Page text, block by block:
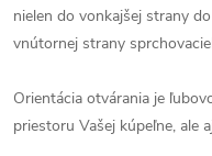
nielen do vonkajšej strany
vnútornej strany
Orientácia otvárania je
priestoru Vašej kúpeľne, ale